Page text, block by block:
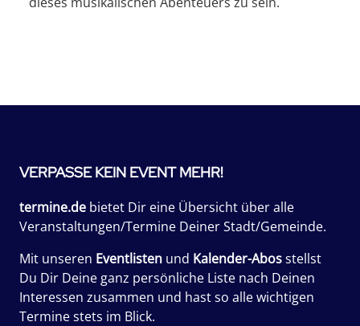
VERPASSE KEIN EVENT MEHR!
termine.de bietet Dir eine Übersicht über alle
Veranstaltungen/Termine Deiner Stadt/Gemeinde.
Mit unseren Eventlisten und Kalender-Abosstellst
Du Dir Deine ganz persönliche Liste nach Deinen
Interessen zusammen und hast so alle wichtigen
Termine stets im Blick.